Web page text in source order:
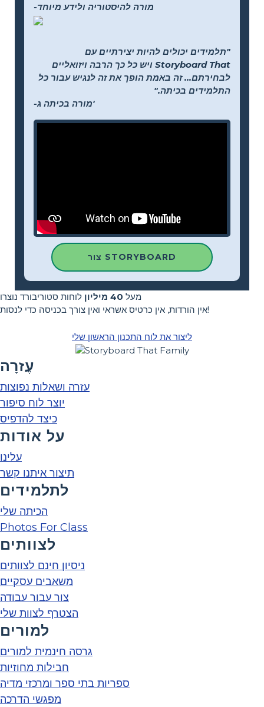
-מורה להיסטוריה ולידע מיוחד
"תלמידים יכולים להיות יצירתיים עם
Storyboard That ויש כל כך הרבה ויזואליים
לבחירתם... זה באמת הופך את זה לנגיש עבור כל
התלמידים בכיתה."
-מורה בכיתה ג'
צור STORYBOARD
מעל 40 מיליון
לוחות סטוריבורד נוצרו
אין הורדות, אין כרטיס אשראי ואין צורך בכניסה כדי לנסות!
ליצור את לוח התכנון הראשון שלי
עֶזרָה
עזרה ושאלות נפוצות
יוצר לוח סיפור
כיצד להדפיס
על אודות
עלינו
תיצור איתנו קשר
לתלמידים
הכיתה שלי
Photos For Class
לצוותים
ניסיון חינם לצוותים
משאבים עסקיים
צור עבור עבודה
הצטרף לצוות שלי
למורים
גרסה חינמית למורים
חבילות מחוזיות
ספריות בתי ספר ומרכזי מדיה
מפגשי הדרכה